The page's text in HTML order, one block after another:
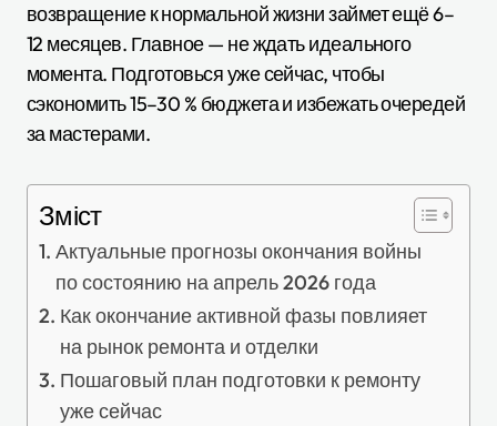
возвращение к нормальной жизни займет ещё 6–
12 месяцев. Главное — не ждать идеального
момента. Подготовься уже сейчас, чтобы
сэкономить 15–30 % бюджета и избежать очередей
за мастерами.
Зміст
Актуальные прогнозы окончания войны
по состоянию на апрель 2026 года
Как окончание активной фазы повлияет
на рынок ремонта и отделки
Пошаговый план подготовки к ремонту
уже сейчас